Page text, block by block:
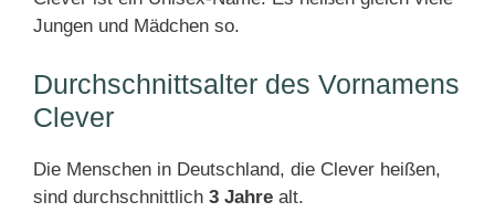
Jungen und Mädchen so.
Durchschnittsalter des Vornamens
Clever
Die Menschen in Deutschland, die Clever heißen,
sind durchschnittlich 3 Jahre alt.